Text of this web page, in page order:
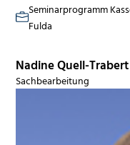
Seminarprogramm
Fulda
Nadine Quell-Trabert
Sachbearbeitung